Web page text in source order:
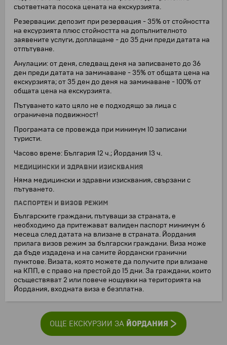
съответната посока цената на екскурзията.
Резервации: депозит при резервация - 35% от стойността
на ексурзията плюс стойността на допълнителното
заявените услуги, доплащане - до 35 дни преди датата на
отпътуване.
Анулации: от деня, следващ деня на записването до 36
ден преди датата на заминаване - 35% от общата цена на
екскурзията; от 35 ден до деня на заминаване - 100% от
общата цена на екскурзията.
Пътуването като цяло не е подходящо за лица с
ограничена подвижност!
Програмата се провежда при минимум 10 записани
туристи.
Часово време: България 12 ч.; Йордания 13 ч.
МЕДИЦИНСКИ И ЗДРАВНИ ИЗИСКВАНИЯ
Няма медицински и здравни изисквания, свързани с
пътуването.
ПАСПОРТЕН И ВИЗОВ РЕЖИМ
Българските граждани, пътуващи за страната, е
необходимо да притежават валиден паспорт минимум 6
месеца след датата на влизане в страната. Йордания
прилага визов режим за български граждани. Виза може
да бъде издадена и на самите йордански гранични
пунктове. Визата, която можете да получите при влизане
на КПП, е с право на престой до 15 дни. За граждани, които
осъществяват 2 или повече нощувки на територията на
Йордания, входната виза е безплатна.
ОЩЕ ЕКСКУРЗИИ ЗА ЙОРДАНИЯ